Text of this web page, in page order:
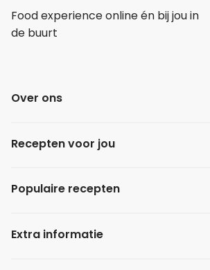
Food experience online én bij jou in
de buurt
Over ons
Recepten voor jou
Populaire recepten
Extra informatie